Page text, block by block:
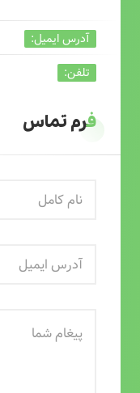
آدرس ایمیل:
تلفن:
فرم تماس